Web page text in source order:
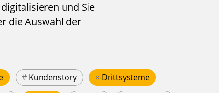
und Sie
die Auswahl der
# Kundenstory × Drittsysteme